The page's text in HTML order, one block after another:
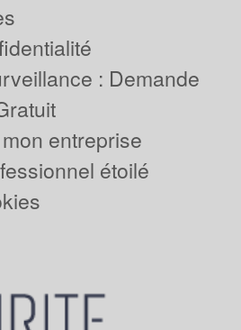
: Demande
entreprise
étoilé